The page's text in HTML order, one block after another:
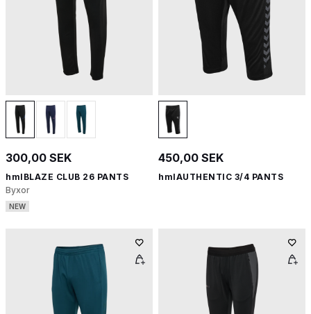
300,00 SEK
hmlBLAZE CLUB 26 PANTS
Byxor
NEW
450,00 SEK
hmlAUTHENTIC 3/4 PANTS